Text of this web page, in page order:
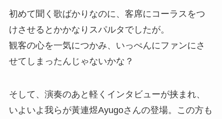
初めて聞く歌ばかりなのに、客席にコーラスをつ
けさせるとかかなりスパルタでしたが。
観客の心を一気につかみ、いっぺんにファンにさ
せてしまったんじゃないかな？
そして、演奏のあと軽くインタビューが挟まれ、
いよいよ我らが黃連煜Ayugoさんの登場。この方も